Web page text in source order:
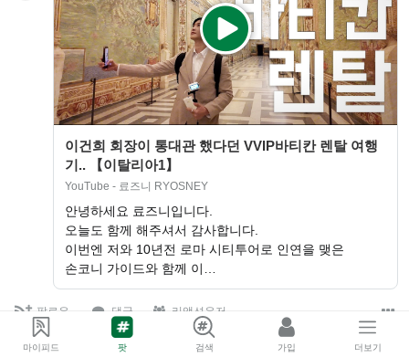
이건희 회장이 통대관 했다던 VVIP바티칸 렌탈 여행
기.. 【이탈리아1】
YouTube - 료즈니 RYOSNEY
안녕하세요 료즈니입니다.
오늘도 함께 해주셔서 감사합니다.
이번엔 저와 10년전 로마 시티투어로 인연을 맺은
손코니 가이드와 함께 이…
팔로우 댓글 리액션유저
마이피드 팟 검색 가입 더보기